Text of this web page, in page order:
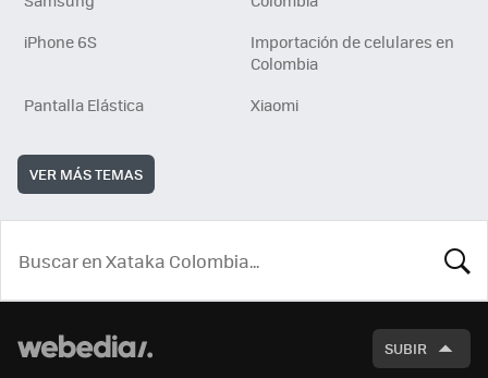
iPhone 6S
Importación de celulares en
Colombia
Pantalla Elástica
Xiaomi
VER MÁS TEMAS
SUBIR